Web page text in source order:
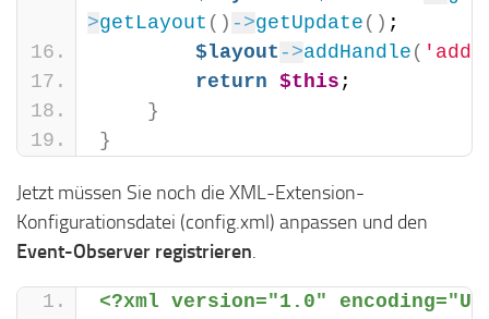
>getLayout () ->getUpdate () ;
$layout ->addHandle (
return $this ;
}
}
Jetzt müssen Sie noch die XML-Extension-
Konfigurationsdatei (config.xml) anpassen und den
Event-Observer registrieren.
<?xml version="1.0"